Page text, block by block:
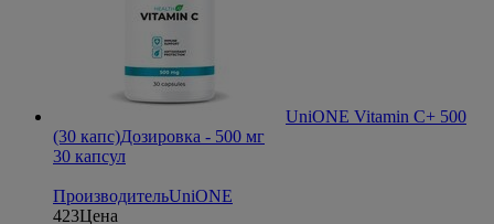
UniONE Vitamin C+ 500
(30 капс)Дозировка - 500 мг
30 капсул
ПроизводительUniONE
423Цена